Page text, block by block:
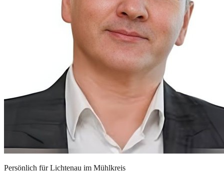
Persönlich fürLichtenau im Mühlkreis